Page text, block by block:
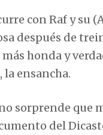
con Raf y su
después de
honda y
la ensancha.
sorprende que
del